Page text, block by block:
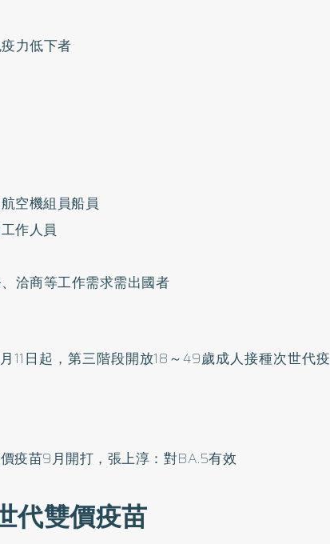
力低下者
空機組員船員
作人員
洽商等工作需求需出國者
11日起，第三階段開放18～49歲成人接種次世代疫
疫苗9月開打，張上淳：對BA.5有效
代雙價疫苗